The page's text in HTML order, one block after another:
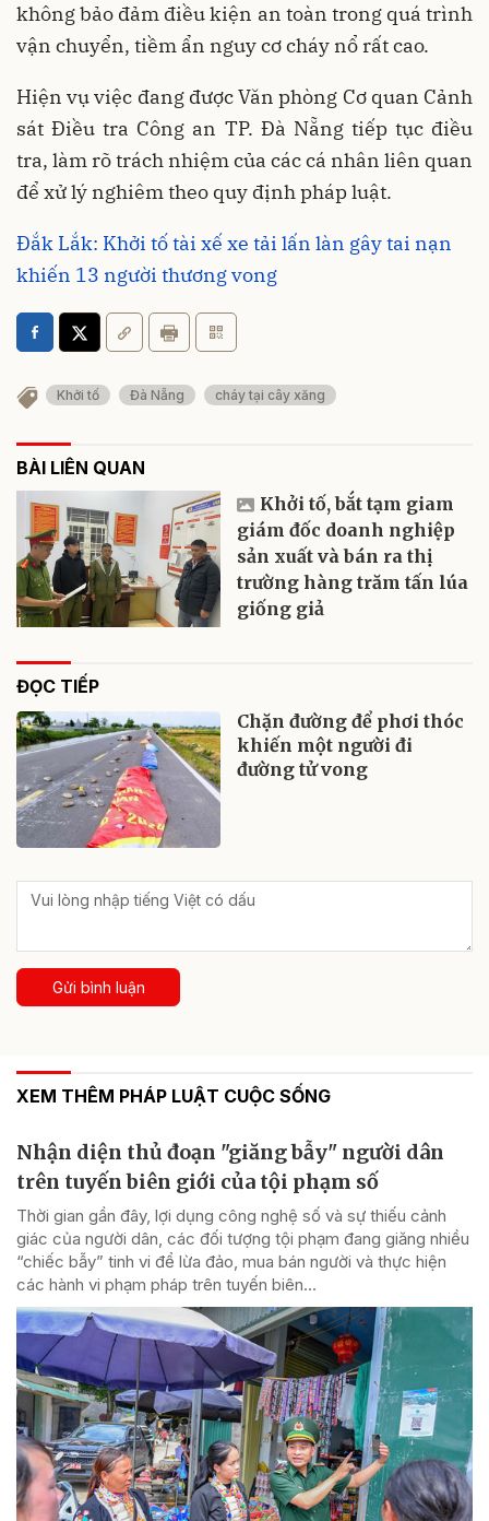
không bảo đảm điều kiện an toàn trong quá trình
vận chuyển, tiềm ẩn nguy cơ cháy nổ rất cao.
Hiện vụ việc đang được Văn phòng Cơ quan Cảnh
sát Điều tra Công an TP. Đà Nẵng tiếp tục điều
tra, làm rõ trách nhiệm của các cá nhân liên quan
để xử lý nghiêm theo quy định pháp luật.
Đắk Lắk: Khởi tố tài xế xe tải lấn làn gây tai nạn
khiến 13 người thương vong
Khởi tố Đà Nẵng cháy tại cây xăng
BÀI LIÊN QUAN
Khởi tố, bắt tạm giam
giám đốc doanh nghiệp
sản xuất và bán ra thị
trường hàng trăm tấn lúa
giống giả
ĐỌC TIẾP
Chặn đường để phơi thóc
khiến một người đi
đường tử vong
Gửi bình luận
XEM THÊM PHÁP LUẬT CUỘC SỐNG
Nhận diện thủ đoạn "giăng bẫy" người dân
trên tuyến biên giới của tội phạm số
Thời gian gần đây, lợi dụng công nghệ số và sự thiếu cảnh
giác của người dân, các đối tượng tội phạm đang giăng nhiều
“chiếc bẫy” tinh vi để lừa đảo, mua bán người và thực hiện
các hành vi phạm pháp trên tuyến biên...